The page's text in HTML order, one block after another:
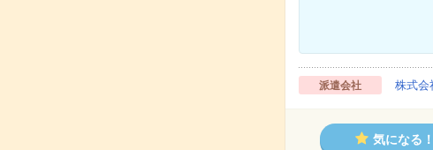
派遣会社 株式会
気になる！